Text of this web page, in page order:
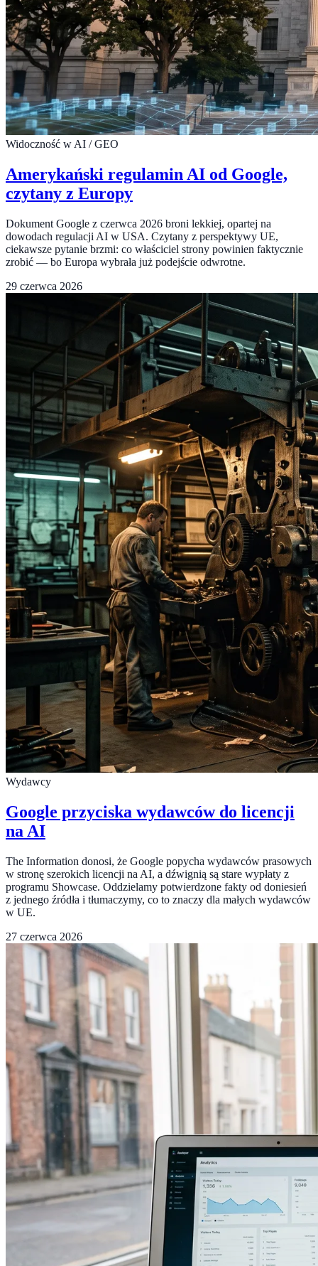
Widoczność w AI / GEO
Amerykański regulamin AI od Google,
czytany z Europy
Dokument Google z czerwca 2026 broni lekkiej, opartej na
dowodach regulacji AI w USA. Czytany z perspektywy UE,
ciekawsze pytanie brzmi: co właściciel strony powinien faktycznie
zrobić — bo Europa wybrała już podejście odwrotne.
29 czerwca 2026
Wydawcy
Google przyciska wydawców do licencji
na AI
The Information donosi, że Google popycha wydawców prasowych
w stronę szerokich licencji na AI, a dźwignią są stare wypłaty z
programu Showcase. Oddzielamy potwierdzone fakty od doniesień
z jednego źródła i tłumaczymy, co to znaczy dla małych wydawców
w UE.
27 czerwca 2026